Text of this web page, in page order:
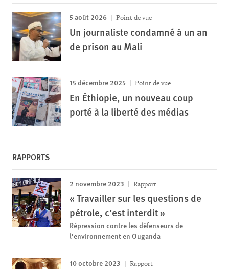
5 août 2026 Point de vue
Un journaliste condamné à un an
de prison au Mali
15 décembre 2025 Point de vue
En Éthiopie, un nouveau coup
porté à la liberté des médias
RAPPORTS
2 novembre 2023 Rapport
« Travailler sur les questions de
pétrole, c’est interdit »
Répression contre les défenseurs de
l'environnement en Ouganda
10 octobre 2023 Rapport